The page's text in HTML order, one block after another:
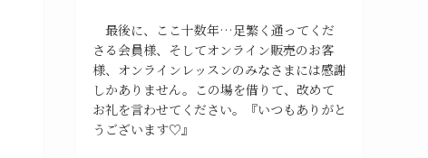
最後に、ここ十数年…足繁く通ってくだ
さる会員様、そしてオンライン販売のお客
様、オンラインレッスンのみなさまには感謝
しかありません。この場を借りて、改めて
お礼を言わせてください。『いつもありがと
うございます♡』